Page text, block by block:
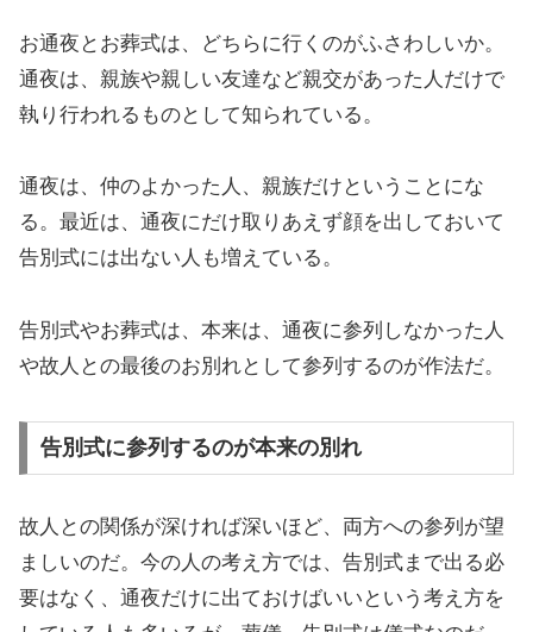
お通夜とお葬式は、どちらに行くのがふさわしいか。
通夜は、親族や親しい友達など親交があった人だけで
執り行われるものとして知られている。
通夜は、仲のよかった人、親族だけということにな
る。最近は、通夜にだけ取りあえず顔を出しておいて
告別式には出ない人も増えている。
告別式やお葬式は、本来は、通夜に参列しなかった人
や故人との最後のお別れとして参列するのが作法だ。
告別式に参列するのが本来の別れ
故人との関係が深ければ深いほど、両方への参列が望
ましいのだ。今の人の考え方では、告別式まで出る必
要はなく、通夜だけに出ておけばいいという考え方を